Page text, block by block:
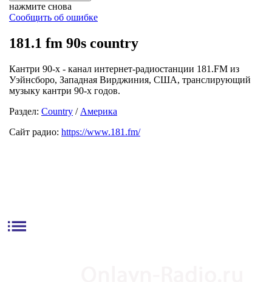
нажмите снова
Сообщить об ошибке
181.1 fm 90s country
Кантри 90-х - канал интернет-радиостанции 181.FM из
Уэйнсборо, Западная Вирджиния, США, транслирующий
музыку кантри 90-х годов.
Раздел: Country / Америка
Сайт радио: https://www.181.fm/
list